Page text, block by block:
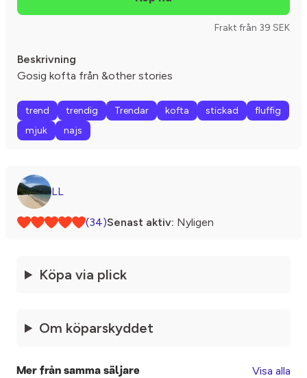
Frakt från 39 SEK
Beskrivning
Gosig kofta från &other stories
trend trendig Trendar kofta stickad
fluffig
mjuk
najs
LL
(34)Senast aktiv: Nyligen
Köpa via plick
Om köparskyddet
Mer från samma säljare Visa alla